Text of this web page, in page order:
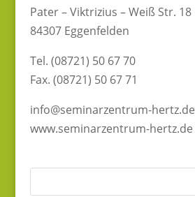
Pater – Viktrizius – Weiß Str. 18
84307 Eggenfelden
Tel. (08721) 50 67 70
Fax. (08721) 50 67 71
info@seminarzentrum-hertz.de
www.seminarzentrum-hertz.de